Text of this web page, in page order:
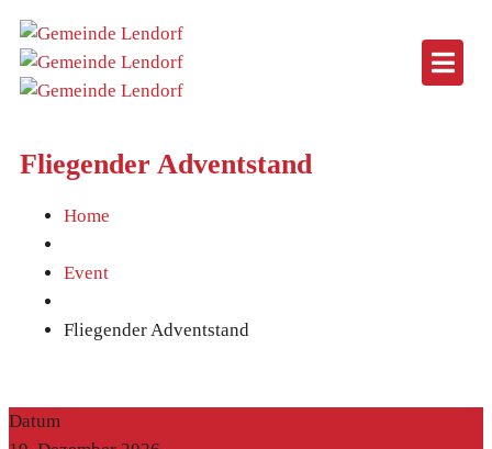
Fliegender Adventstand
Home
Event
Fliegender Adventstand
Datum